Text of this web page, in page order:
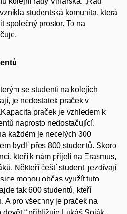
studentská komunita, která
společný prostor. To na
se studenti na kolejích
je nedostatek praček v
praček je vzhledem k
naprosto nedostačující.
každém je necelých 300
bydlí přes 800 studentů. Skoro
kteří k nám přijeli na Erasmus,
Někteří čeští studenti jezdívají
mohou občas využít tuto
tak 600 studentů, kteří
A pro všechny je praček na